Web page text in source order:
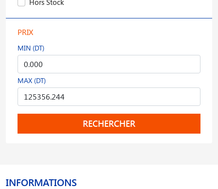
PRIX
MIN (DT)
MAX (DT)
RECHERCHER
INFORMATIONS